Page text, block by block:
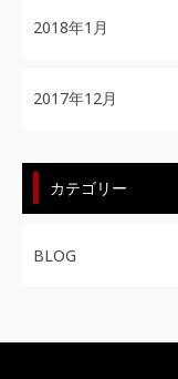
2018年1月
2017年12月
カテゴリー
BLOG